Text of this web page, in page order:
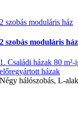
2 szobás moduláris ház
2 szobás moduláris ház
1. Családi házak 80 m²-
előregyártott házak
Négy hálószobás, L-